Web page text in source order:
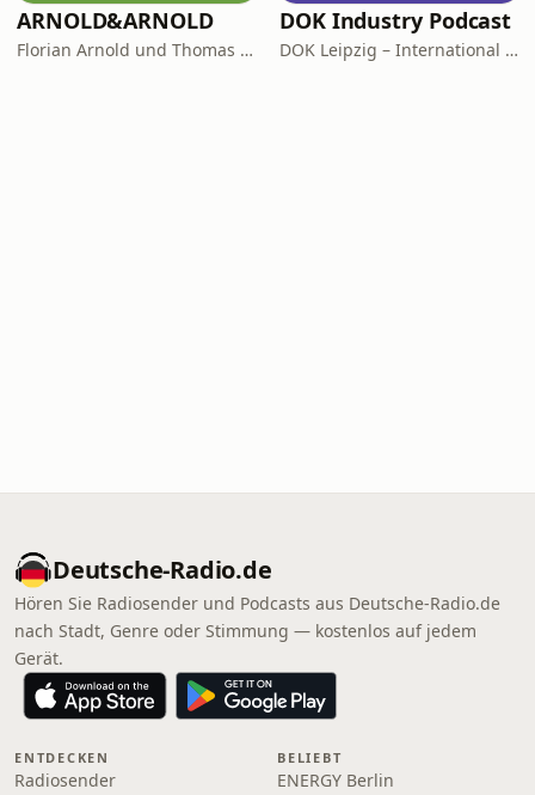
ARNOLD&ARNOLD
Florian Arnold und Thomas Arnold
DOK Industry Podcast
DOK Leipzig – International Leipzig Festival for Documentary and Animated Film
Deutsche-Radio.de
Hören Sie Radiosender und Podcasts aus Deutsche-Radio.de
nach Stadt, Genre oder Stimmung — kostenlos auf jedem
Gerät.
ENTDECKEN
Radiosender
BELIEBT
ENERGY Berlin